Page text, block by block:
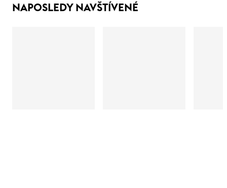
NAPOSLEDY NAVŠTÍVENÉ